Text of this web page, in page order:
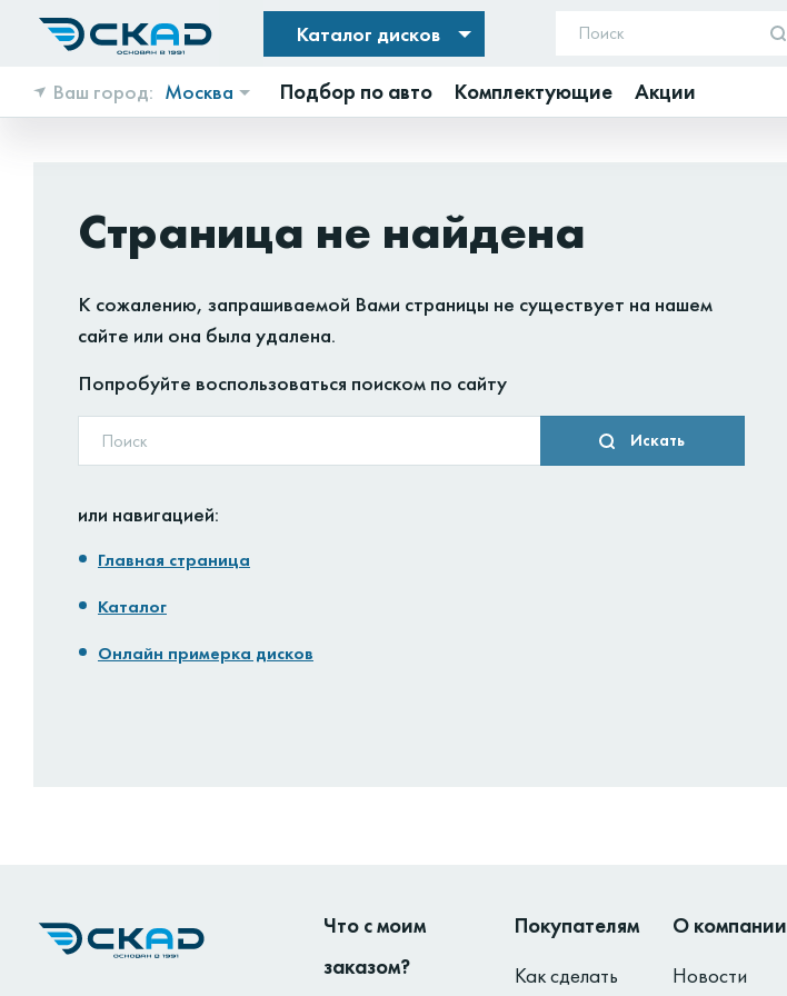
Каталог дисков
Ваш город: Москва Подбор по авто Комплектующие Акции
Страница не найдена
К сожалению, запрашиваемой Вами страницы не существует на нашем
сайте или она была удалена.
Попробуйте воспользоваться поиском по сайту
Искать
или навигацией:
Главная страница
Каталог
Онлайн примерка дисков
Что с моим
заказом?
Покупателям
Как сделать
О компании
Новости